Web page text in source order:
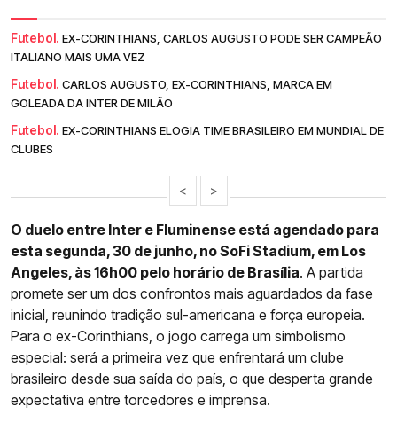
Futebol. EX-CORINTHIANS, CARLOS AUGUSTO PODE SER CAMPEÃO
ITALIANO MAIS UMA VEZ
Futebol. CARLOS AUGUSTO, EX-CORINTHIANS, MARCA EM
GOLEADA DA INTER DE MILÃO
Futebol. EX-CORINTHIANS ELOGIA TIME BRASILEIRO EM MUNDIAL DE
CLUBES
< >
O duelo entre Inter e Fluminense está agendado para
esta segunda, 30 de junho, no SoFi Stadium, em Los
Angeles, às 16h00 pelo horário de Brasília. A partida
promete ser um dos confrontos mais aguardados da fase
inicial, reunindo tradição sul-americana e força europeia.
Para o ex-Corinthians, o jogo carrega um simbolismo
especial: será a primeira vez que enfrentará um clube
brasileiro desde sua saída do país, o que desperta grande
expectativa entre torcedores e imprensa.